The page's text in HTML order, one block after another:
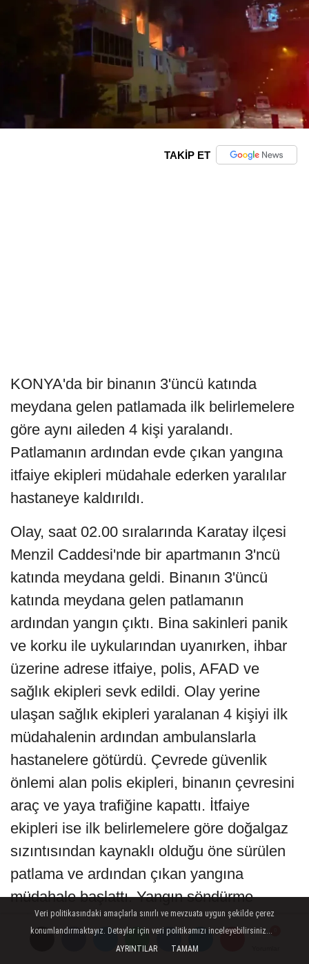
TAKİP ET
KONYA'da bir binanın 3'üncü katında
meydana gelen patlamada ilk belirlemelere
göre aynı aileden 4 kişi yaralandı.
Patlamanın ardından evde çıkan yangına
itfaiye ekipleri müdahale ederken yaralılar
hastaneye kaldırıldı.
Olay, saat 02.00 sıralarında Karatay ilçesi
Menzil Caddesi'nde bir apartmanın 3'ncü
katında meydana geldi. Binanın 3'üncü
katında meydana gelen patlamanın
ardından yangın çıktı. Bina sakinleri panik
ve korku ile uykularından uyanırken, ihbar
üzerine adrese itfaiye, polis, AFAD ve
sağlık ekipleri sevk edildi. Olay yerine
ulaşan sağlık ekipleri yaralanan 4 kişiyi ilk
müdahalenin ardından ambulanslarla
hastanelere götürdü. Çevrede güvenlik
önlemi alan polis ekipleri, binanın çevresini
araç ve yaya trafiğine kapattı. İtfaiye
ekipleri ise ilk belirlemelere göre doğalgaz
sızıntısından kaynaklı olduğu öne sürülen
patlama ve ardından çıkan yangına
müdahale başlattı. Yangın söndürme
çalışmaları sürdürülüyor.
Veri politikasındaki amaçlarla sınırlı ve mevzuata uygun şekilde çerez
konumlandırmaktayız. Detaylar için veri politikamızı inceleyebilirsiniz...
AYRINTILAR
TAMAM